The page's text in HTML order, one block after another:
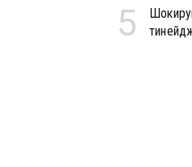
5